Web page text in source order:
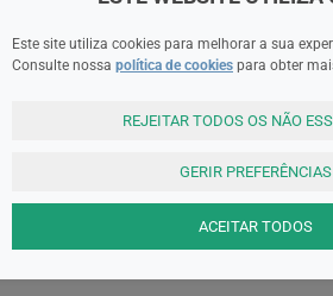
Baby Hig Nasal Diaria
Este site utiliza cookies para melhorar a sua
Consulte nossa política de cookies para obter
REJEITAR TODOS OS NÃO
GERIR PREFERÊNCIAS
ACEITAR TODOS